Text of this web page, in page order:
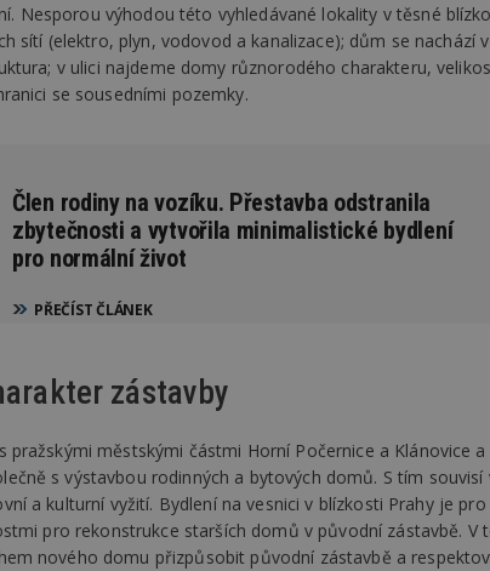
Nesporou výhodou této vyhledávané lokality v těsné
sítí (elektro, plyn, vodovod a kanalizace); dům se nachází
v ulici najdeme domy různorodého charakteru,
se sousedními pozemky.
Člen rodiny na vozíku. Přestavba odstranila
zbytečnosti a vytvořila minimalistické bydlení
pro normální život
PŘEČÍST ČLÁNEK
zástavby
pražskými městskými částmi Horní Počernice a Klánovice
s výstavbou rodinných a bytových domů. S tím souvisí
a kulturní vyžití. Bydlení na vesnici v blízkosti Prahy je
pro rekonstrukce starších domů v původní zástavbě. V
nového domu přizpůsobit původní zástavbě a